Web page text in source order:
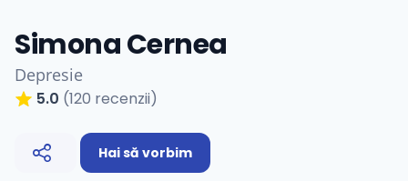
Simona Cernea
Depresie
5.0 (120 recenzii)
Hai să vorbim